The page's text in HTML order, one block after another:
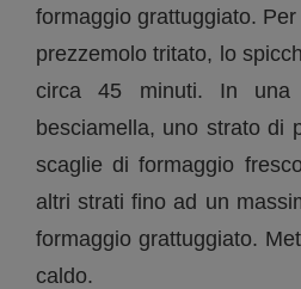
formaggio grattuggiato.
prezzemolo tritato, lo
circa 45 minuti. In una
besciamella, uno strato di
scaglie di formaggio
altri strati fino ad un
formaggio grattuggiato.
caldo.